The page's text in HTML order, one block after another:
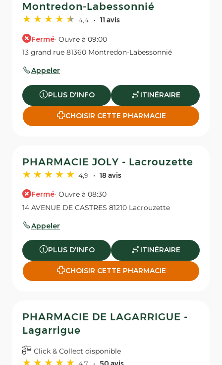
Montredon-Labessonnié
4,4 11 avis
Fermé· Ouvre à 09:00
13 grand rue 81360 Montredon-Labessonnié
Appeler
PLUS D'INFO ITINÉRAIRE
CHOISIR CETTE PHARMACIE
PHARMACIE JOLY - Lacrouzette
4,9 18 avis
Fermé· Ouvre à 08:30
14 AVENUE DE CASTRES 81210 Lacrouzette
Appeler
PLUS D'INFO ITINÉRAIRE
CHOISIR CETTE PHARMACIE
PHARMACIE DE LAGARRIGUE -
Lagarrigue
Click & Collect disponible